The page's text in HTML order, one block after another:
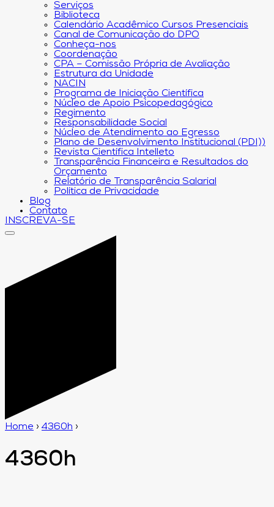
Serviços
Biblioteca
Calendário Acadêmico Cursos Presenciais
Canal de Comunicação do DPO
Conheça-nos
Coordenação
CPA – Comissão Própria de Avaliação
Estrutura da Unidade
NACIN
Programa de Iniciação Científica
Núcleo de Apoio Psicopedagógico
Regimento
Responsabilidade Social
Núcleo de Atendimento ao Egresso
Plano de Desenvolvimento Institucional (PDI))
Revista Científica Intelleto
Transparência Financeira e Resultados do
Orçamento
Relatório de Transparência Salarial
Política de Privacidade
Blog
Contato
INSCREVA-SE
Home › 4360h ›
4360h